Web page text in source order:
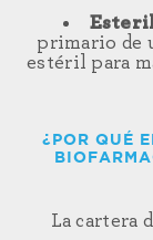
primario de
estéril para
¿POR QUÉ
La cartera